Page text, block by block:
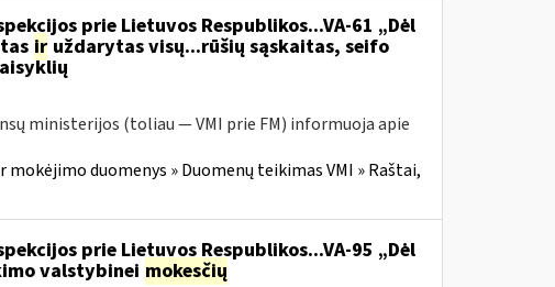
prie Lietuvos Respublikos...VA-61 „Dėl
iruždarytas visų...rūšių sąskaitas, seifo
ministerijos (toliau — VMI prie FM) informuoja apie
mokėjimo duomenys » Duomenų teikimas VMI » Raštai,
prie Lietuvos Respublikos...VA-95 „Dėl
valstybinei mokesčių